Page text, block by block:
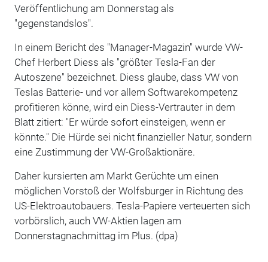
Veröffentlichung am Donnerstag als
"gegenstandslos".
In einem Bericht des "Manager-Magazin" wurde VW-
Chef Herbert Diess als "größter Tesla-Fan der
Autoszene" bezeichnet. Diess glaube, dass VW von
Teslas Batterie- und vor allem Softwarekompetenz
profitieren könne, wird ein Diess-Vertrauter in dem
Blatt zitiert: "Er würde sofort einsteigen, wenn er
könnte." Die Hürde sei nicht finanzieller Natur, sondern
eine Zustimmung der VW-Großaktionäre.
Daher kursierten am Markt Gerüchte um einen
möglichen Vorstoß der Wolfsburger in Richtung des
US-Elektroautobauers. Tesla-Papiere verteuerten sich
vorbörslich, auch VW-Aktien lagen am
Donnerstagnachmittag im Plus. (dpa)